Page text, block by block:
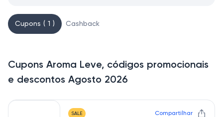
Cupons ( 1 ) Cashback
Cupons Aroma Leve, códigos promocionais
e descontos Agosto 2026
SALE Compartilhar